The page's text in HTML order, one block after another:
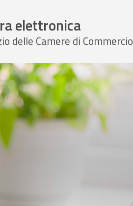
elettronica
delle Camere di Commercio